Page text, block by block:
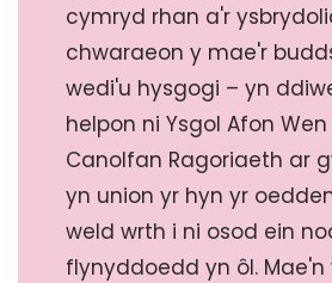
cymryd rhan a'r
chwaraeon y mae'r
wedi'u hysgogi – yn
helpon ni Ysgol Afon
Canolfan Ragoriaeth ar
yn union yr hyn yr
weld wrth i ni osod ein
flynyddoedd yn ôl.